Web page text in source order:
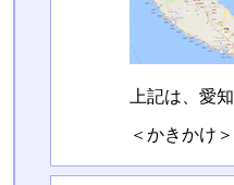
上記は、愛
＜かきかけ＞